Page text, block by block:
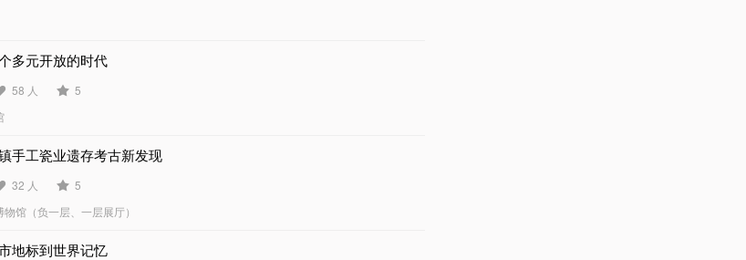
多元开放的时代
58 人
5
手工瓷业遗存考古新发现
32 人
5
馆（负一层、一层展厅）
地标到世界记忆